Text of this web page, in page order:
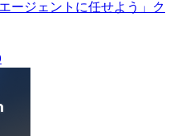
ージェントに任せよう」ク